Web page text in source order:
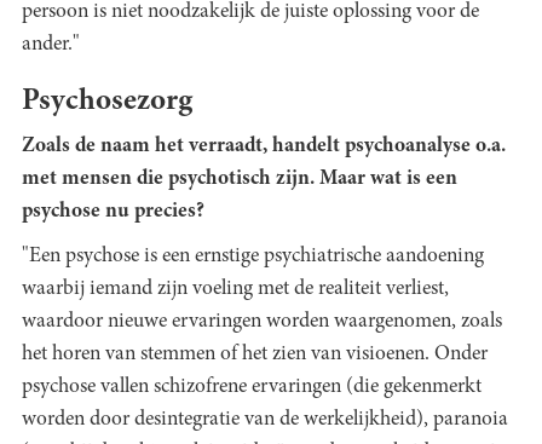
persoon is niet noodzakelijk de juiste oplossing voor de
ander."
Psychosezorg
Zoals de naam het verraadt, handelt psychoanalyse o.a.
met mensen die psychotisch zijn. Maar wat is een
psychose nu precies?
"Een psychose is een ernstige psychiatrische aandoening
waarbij iemand zijn voeling met de realiteit verliest,
waardoor nieuwe ervaringen worden waargenomen, zoals
het horen van stemmen of het zien van visioenen. Onder
psychose vallen schizofrene ervaringen (die gekenmerkt
worden door desintegratie van de werkelijkheid), paranoia